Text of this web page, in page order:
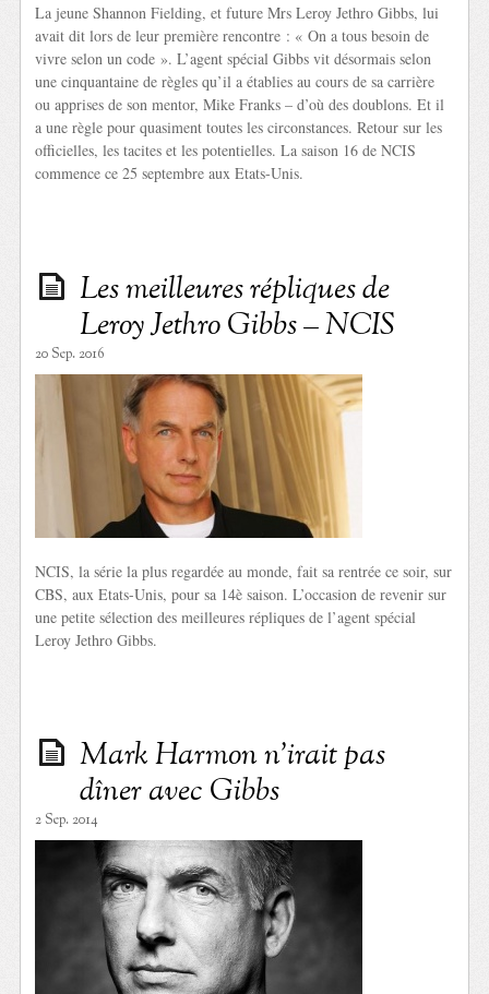
La jeune Shannon Fielding, et future Mrs Leroy Jethro Gibbs, lui
avait dit lors de leur première rencontre : « On a tous besoin de
vivre selon un code ». L’agent spécial Gibbs vit désormais selon
une cinquantaine de règles qu’il a établies au cours de sa carrière
ou apprises de son mentor, Mike Franks – d’où des doublons. Et il
a une règle pour quasiment toutes les circonstances. Retour sur les
officielles, les tacites et les potentielles. La saison 16 de NCIS
commence ce 25 septembre aux Etats-Unis.
Les meilleures répliques de
Leroy Jethro Gibbs – NCIS
20 Sep. 2016
NCIS, la série la plus regardée au monde, fait sa rentrée ce soir, sur
CBS, aux Etats-Unis, pour sa 14è saison. L’occasion de revenir sur
une petite sélection des meilleures répliques de l’agent spécial
Leroy Jethro Gibbs.
Mark Harmon n’irait pas
dîner avec Gibbs
2 Sep. 2014